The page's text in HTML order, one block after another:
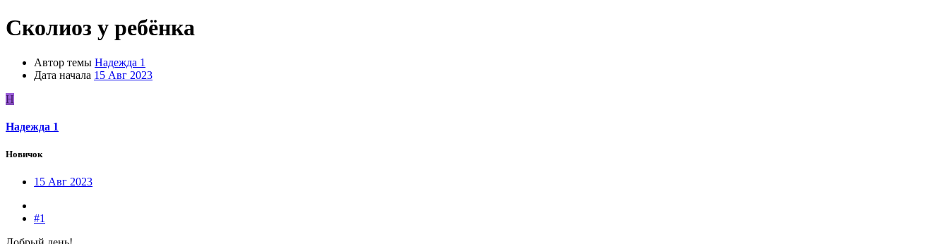
Сколиоз у ребёнка
Автор темы Надежда 1
Дата начала 15 Авг 2023
Н
Надежда 1
Новичок
15 Авг 2023
#1